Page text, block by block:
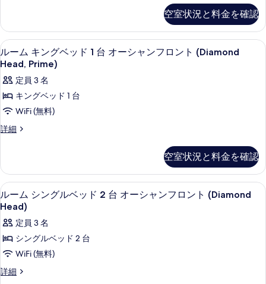
示
す
る
ン
ビ
ュ
ー
の
す
べ
て
写
真
を
示
す
る
ン
ュ
ー
の
詳
細
ベ
ッ
ド
2
台
パ
ー
シ
オ
ー
シ
ャ
ン
ビ
ュ
ン
グ
ル
ベ
ド
2
パ
ー
シ
オ
シ
ャ
ン
ビ
ー
の
細
空室状況と料金を確認
ル
ー
ム
キ
ン
グ
ド
1
台
オ
ー
シ
ャ
ン
高級寝具、セーフティボックス (室
4
ルーム キングベッド 1 台 オーシャンフロント (Diamond
Head, Prime)
定員 3 名
キングベッド 1 台
WiFi (無料)
詳細
ル
ン
グ
ベ
ッ
台
ー
シ
ャ
空室状況と料金を確認
ル
ー
ム
シ
ン
グ
高級寝具、セーフティボックス (室
4
ルーム シングルベッド 2 台 オーシャンフロント (Diamond
Head)
定員 3 名
シングルベッド 2 台
WiFi (無料)
詳細
ル